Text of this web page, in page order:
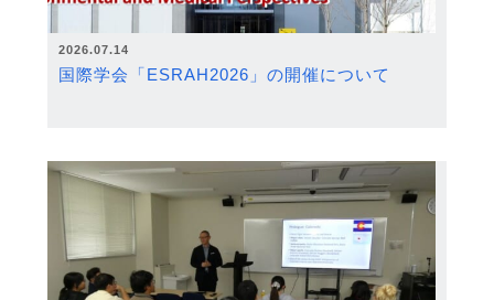
2026.07.14
国際学会「ESRAH2026」の開催について